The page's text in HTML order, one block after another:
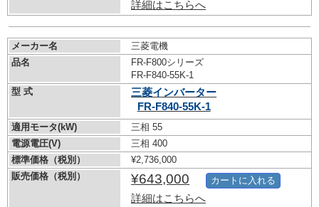
詳細はこちらへ
メーカー名
三菱電機
品名
FR-F800シリーズ
FR-F840-55K-1
型 式
三菱インバーター
FR-F840-55K-1
適用モータ(kW)
三相 55
電源電圧(V)
三相 400
標準価格（税別）
¥2,736,000
販売価格（税別）
¥643,000
詳細はこちらへ
カートに入れる